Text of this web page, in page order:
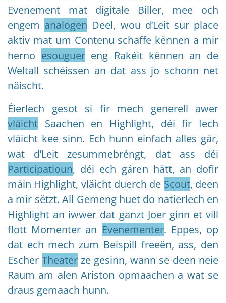
Evenement mat digitale Biller, mee och
engem analogen Deel, wou d’Leit sur place
aktiv mat um Contenu schaffe kënnen a mir
herno esouguereng Rakéit kënnen an de
Weltall schéissen an dat ass jo schonn net
näischt.
Éierlech gesot si fir mech generell awer
vläicht Saachen en Highlight, déi fir Iech
vläicht kee sinn. Ech hunn einfach alles gär,
wat d’Leit zesummebréngt, dat ass déi
Participatioun, déi ech gären hätt, an dofir
mäin Highlight, vläicht duerch de Scout, deen
a mir sëtzt. All Gemeng huet do natierlech en
Highlight an iwwer dat ganzt Joer ginn et vill
flott Momenter an Evenementer. Eppes, op
dat ech mech zum Beispill freeën, ass, den
Escher Theater ze gesinn, wann se deen neie
Raum am alen Ariston opmaachen a wat se
draus gemaach hunn.